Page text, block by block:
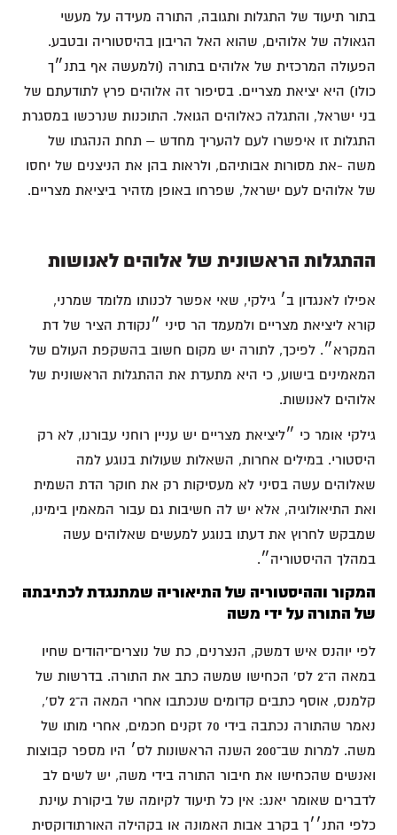
בתור תיעוד של התגלות ותגובה, התורה מעידה על מעשי
הגאולה של אלוהים, שהוא האל הריבון בהיסטוריה ובטבע.
הפעולה המרכזית של אלוהים בתורה (ולמעשה אף בתנ״ך
כולו) היא יציאת מצריים. בסיפור זה אלוהים פרץ לתודעתם של
בני ישראל, והתגלה כאלוהים הגואל. התוכנות שנרכשו במסגרת
התגלות זו איפשרו לעם להעריך מחדש – תחת הנהגתו של
משה -את מסורות אבותיהם, ולראות בהן את הניצנים של יחסו
של אלוהים לעם ישראל, שפרחו באופן מזהיר ביציאת מצריים.
ההתגלות הראשונית של אלוהים לאנושות
אפילו לאנגדון ב׳ גילקי, שאי אפשר לכנותו מלומד שמרני,
קורא ליציאת מצריים ולמעמד הר סיני ״נקודת הציר של דת
המקרא״. לפיכך, לתורה יש מקום חשוב בהשקפת העולם של
המאמינים בישוע, כי היא מתעדת את ההתגלות הראשונית של
אלוהים לאנושות.
גילקי אומר כי ״ליציאת מצריים יש עניין רוחני עבורנו, לא רק
היסטורי. במילים אחרות, השאלות שעולות בנוגע למה
שאלוהים עשה בסיני לא מעסיקות רק את חוקר הדת השמית
ואת התיאולוגיה, אלא יש לה חשיבות גם עבור המאמין בימינו,
שמבקש לחרוץ את דעתו בנוגע למעשים שאלוהים עשה
במהלך ההיסטוריה״.
המקור וההיסטוריה של התיאוריה שמתנגדת לכתיבתה
של התורה על ידי משה
לפי יוהנס איש דמשק, הנצרנים, כת של נוצרים־יהודים שחיו
במאה ה־2 לס' הכחישו שמשה כתב את התורה. בדרשות של
קלמנס, אוסף כתבים קדומים שנכתבו אחרי המאה ה־2 לס',
נאמר שהתורה נכתבה בידי 70 זקנים חכמים, אחרי מותו של
משה. למרות שב־200 השנה הראשונות לס׳ היו מספר קבוצות
ואנשים שהכחישו את חיבור התורה בידי משה, יש לשים לב
לדברים שאומר יאנג: אין כל תיעוד לקיומה של ביקורת עוינת
כלפי התנ׳׳ך בקרב אבות האמונה או בקהילה האורתודוקסית